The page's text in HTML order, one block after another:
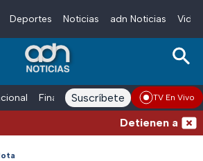
Deportes Noticias adn Noticias
Finanzas adn Noticias Radio
Suscríbete TV En Vivo
Detienen al